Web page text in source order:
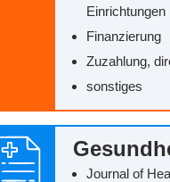
Einrichtungen
Finanzierung
Zuzahlung,
sonstiges
Journal of